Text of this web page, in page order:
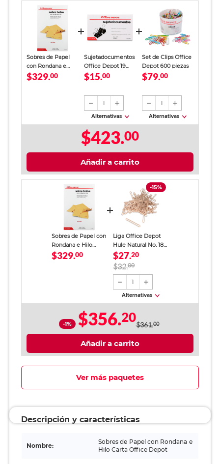
Sobres de Papel
con Rondana e
Hilo Carta Office
$329.00
Sujetadocumentos
Office Depot 19
mm 12 piezas
$15.00
1
Alternativas
Set de Clips Office
Depot 600 piezas
$79.00
1
Alternativas
$423.00
Añadir a carrito
Sobres de Papel con
Rondana e Hilo
Carta Office Depot /
$329.00
-15%
Liga Office Depot
Hule Natural No. 18
100 gr
$27.20
$32.00
1
Alternativas
-1% $356.20$361.00
Añadir a carrito
Ver más paquetes
Descripción y características
Nombre:
Sobres de Papel con Rondana e
Hilo Carta Office Depot